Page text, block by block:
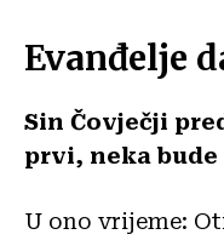
Evanđelje
Sin Čovječji
prvi, neka
U ono vrijeme: